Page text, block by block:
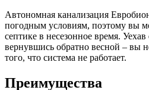
Автономная канализация
погодным условиям, поэтому вы
септике в несезонное время.
вернувшись обратно весной – вы
того, что система не работает.
Преимущества